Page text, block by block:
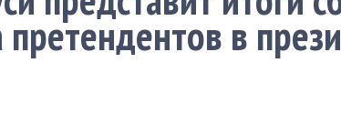
претендентов в